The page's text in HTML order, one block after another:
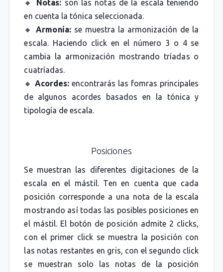
🔸 Notas: son las notas de la escala teniendo
en cuenta la tónica seleccionada.
🔸Armonía:se muestra la armonización de la
escala. Haciendo click en el número 3 o 4 se
cambia la armonización mostrando tríadas o
cuatríadas.
🔸 Acordes: encontrarás las fomras principales
de algunos acordes basados en la tónica y
tipología de escala.
Posiciones
Se muestran las diferentes digitaciones de la
escala en el mástil. Ten en cuenta que cada
posición corresponde a una nota de la escala
mostrando así todas las posibles posiciones en
el mástil. El botón de posición admite 2 clicks,
con el primer click se muestra la posición con
las notas restantes en gris, con el segundo click
se muestran solo las notas de la posición